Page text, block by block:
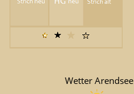
Wetter Arendsee